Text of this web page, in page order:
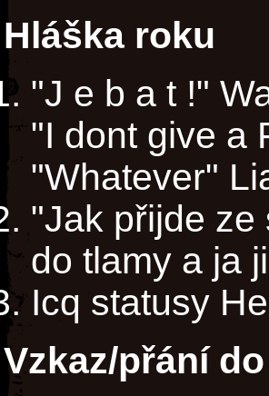
Hláška roku
"J e b a t !"
"I dont give a
"Whatever"
"Jak přijde ze
do tlamy a ja
Icq statusy
Vzkaz/přání